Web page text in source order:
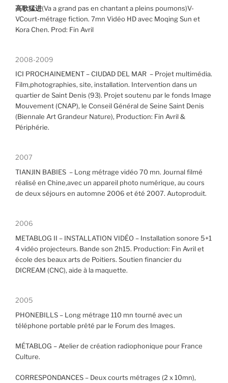
高歌猛进(Va a grand pas en chantant a pleins poumons)V-
VCourt-métrage fiction. 7mn Vidéo HD avec Moqing Sun et
Kora Chen. Prod: Fin Avril
2008-2009
ICI PROCHAINEMENT – CIUDAD DEL MAR – Projet multimédia.
Film,photographies, site, installation. Intervention dans un
quartier de Saint Denis (93). Projet soutenu par le fonds Image
Mouvement (CNAP), le Conseil Général de Seine Saint Denis
(Biennale Art Grandeur Nature), Production: Fin Avril &
Périphérie.
2007
TIANJIN BABIES – Long métrage vidéo 70 mn. Journal filmé
réalisé en Chine,avec un appareil photo numérique, au cours
de deux séjours en automne 2006 et été 2007. Autoproduit.
2006
METABLOG II – INSTALLATION VIDÉO – Installation sonore 5+1
4 vidéo projecteurs. Bande son 2h15. Production: Fin Avril et
école des beaux arts de Poitiers. Soutien financier du
DICREAM (CNC), aide à la maquette.
2005
PHONEBILLS – Long métrage 110 mn tourné avec un
téléphone portable prêté par le Forum des Images.
MÉTABLOG – Atelier de création radiophonique pour France
Culture.
CORRESPONDANCES – Deux courts métrages (2 x 10mn),